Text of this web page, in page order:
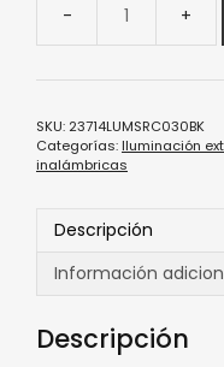
SKU: 23714LUMSRC030BK
Categorías:Iluminación
inalámbricas
Descripción
Información
Descripción